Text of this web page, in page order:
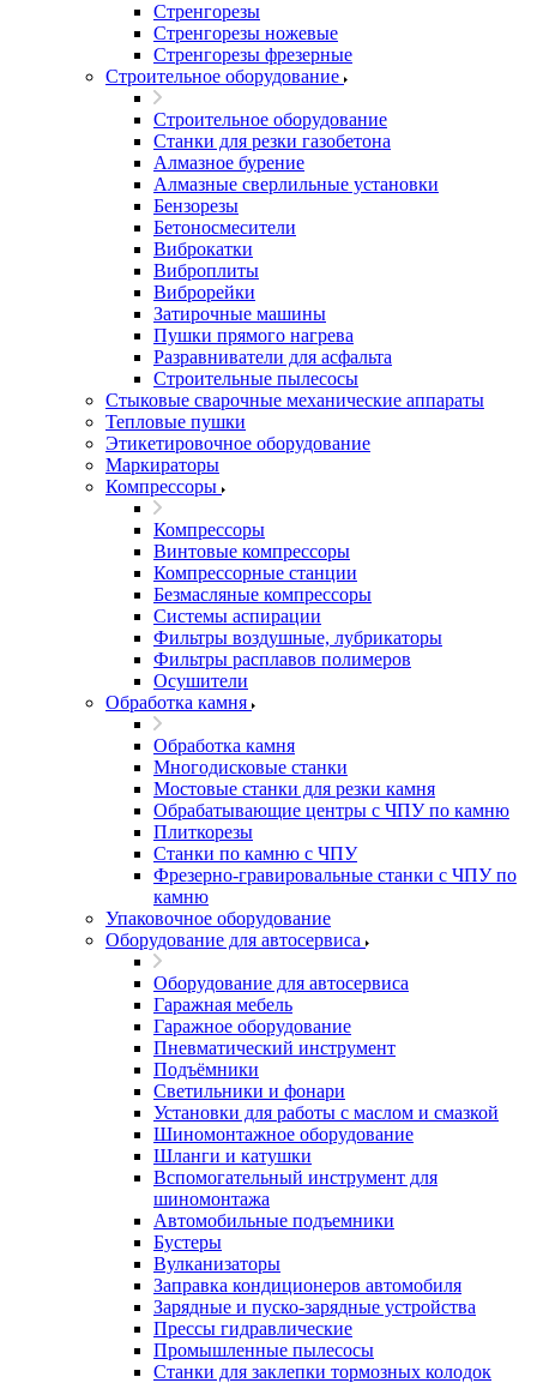
Стренгорезы
Стренгорезы ножевые
Стренгорезы фрезерные
Строительное оборудование
Строительное оборудование
Станки для резки газобетона
Алмазное бурение
Алмазные сверлильные установки
Бензорезы
Бетоносмесители
Виброкатки
Виброплиты
Виброрейки
Затирочные машины
Пушки прямого нагрева
Разравниватели для асфальта
Строительные пылесосы
Стыковые сварочные механические аппараты
Тепловые пушки
Этикетировочное оборудование
Маркираторы
Компрессоры
Компрессоры
Винтовые компрессоры
Компрессорные станции
Безмасляные компрессоры
Системы аспирации
Фильтры воздушные, лубрикаторы
Фильтры расплавов полимеров
Осушители
Обработка камня
Обработка камня
Многодисковые станки
Мостовые станки для резки камня
Обрабатывающие центры с ЧПУ по камню
Плиткорезы
Станки по камню с ЧПУ
Фрезерно-гравировальные станки с ЧПУ по
камню
Упаковочное оборудование
Оборудование для автосервиса
Оборудование для автосервиса
Гаражная мебель
Гаражное оборудование
Пневматический инструмент
Подъёмники
Светильники и фонари
Установки для работы с маслом и смазкой
Шиномонтажное оборудование
Шланги и катушки
Вспомогательный инструмент для
шиномонтажа
Автомобильные подъемники
Бустеры
Вулканизаторы
Заправка кондиционеров автомобиля
Зарядные и пуско-зарядные устройства
Прессы гидравлические
Промышленные пылесосы
Станки для заклепки тормозных колодок